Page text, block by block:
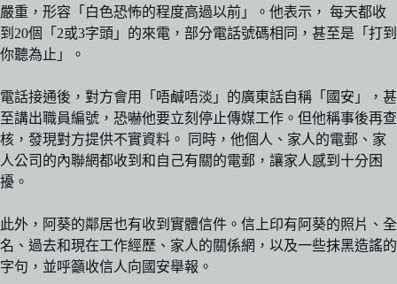
嚴重，形容「白色恐怖的程度高過以前」。他表示， 每天都收
到20個「2或3字頭」的來電，部分電話號碼相同，甚至是「打到
你聽為止」。
電話接通後，對方會用「唔鹹唔淡」的廣東話自稱「國安」，甚
至講出職員編號，恐嚇他要立刻停止傳媒工作。但他稱事後再查
核，發現對方提供不實資料。 同時，他個人、家人的電郵、家
人公司的內聯網都收到和自己有關的電郵，讓家人感到十分困
擾。
此外，阿葵的鄰居也有收到實體信件。信上印有阿葵的照片、全
名、過去和現在工作經歷、家人的關係網，以及一些抹黑造謠的
字句，並呼籲收信人向國安舉報。